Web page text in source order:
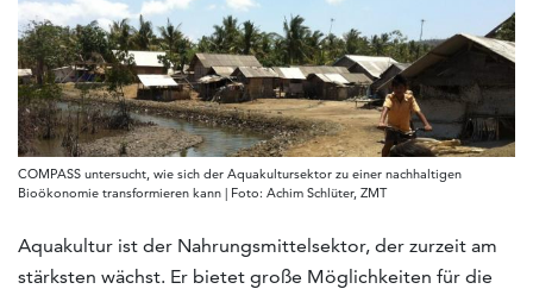
COMPASS untersucht, wie sich der Aquakultursektor zu einer nachhaltigen
Bioökonomie transformieren kann | Foto: Achim Schlüter, ZMT
Aquakultur ist der Nahrungsmittelsektor, der zurzeit am
stärksten wächst. Er bietet große Möglichkeiten für die